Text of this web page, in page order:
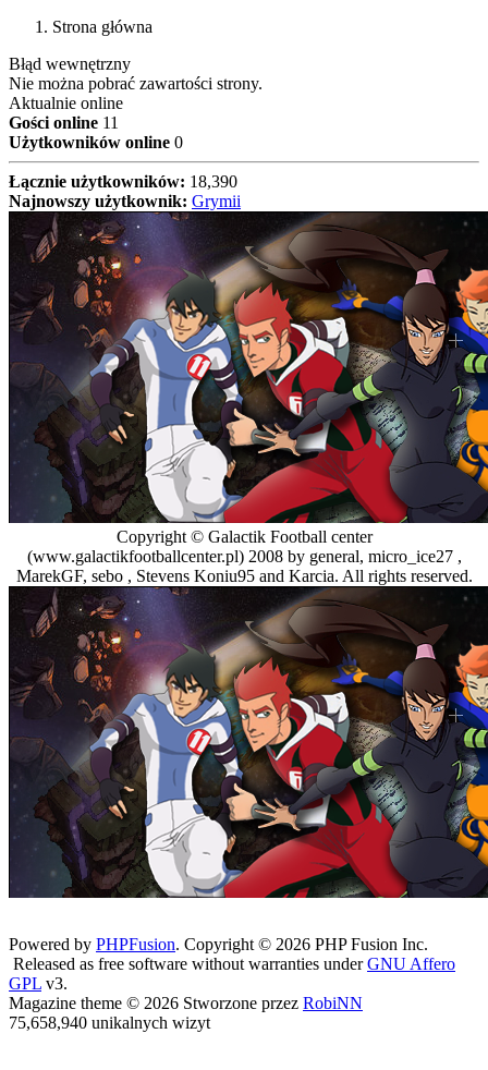
Strona główna
Błąd wewnętrzny
Nie można pobrać zawartości strony.
Aktualnie online
Gości online 11
Użytkowników online 0
Łącznie użytkowników: 18,390
Najnowszy użytkownik: Grymii
Copyright © Galactik Football center
(www.galactikfootballcenter.pl) 2008 by general, micro_ice27 ,
MarekGF, sebo , Stevens Koniu95 and Karcia. All rights reserved.
Powered by PHPFusion. Copyright © 2026 PHP Fusion Inc.
Released as free software without warranties underGNU Affero
GPL v3.
Magazine theme © 2026 Stworzone przez RobiNN
75,658,940 unikalnych wizyt